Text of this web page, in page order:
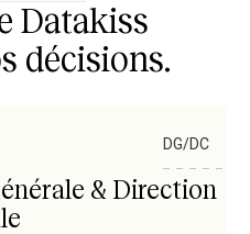
Datakiss
décisions.
& Direction
DG/DC